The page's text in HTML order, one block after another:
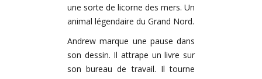
une sorte de licorne des mers. Un
animal légendaire du Grand Nord.
Andrew marque une pause dans
son dessin. Il attrape un livre sur
son bureau de travail. Il tourne